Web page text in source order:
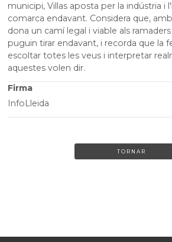
municipi,Villas aposta per la indústria i
comarca endavant. Considera que,
dona un camí legal i viable als
puguin tirar endavant, i recorda que la
escoltar totes les veus i interpretar
aquestes volen dir.
Firma
InfoLleida
TORNAR